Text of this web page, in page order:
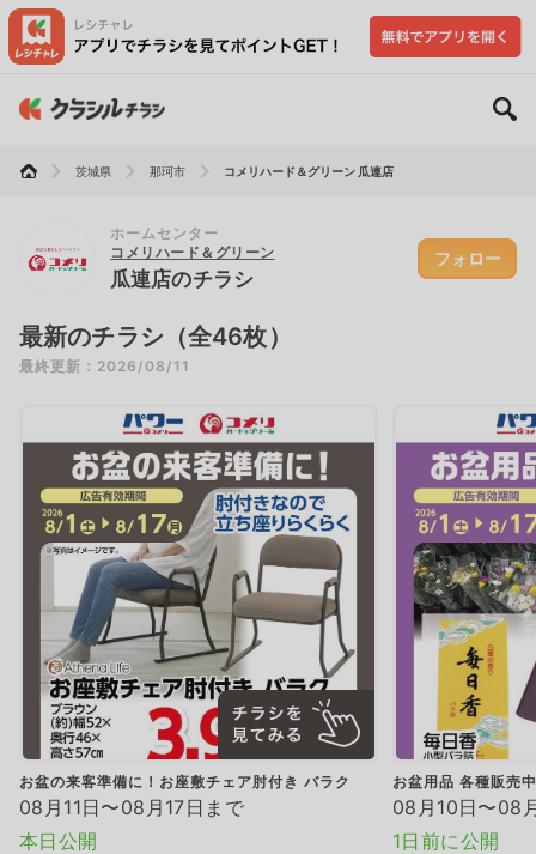
茨城県 那珂市 コメリハード＆グリーン 瓜連店
ホームセンター
コメリハード＆グリーン
瓜連店のチラシ
フォロー
最新のチラシ（全46枚）
最終更新：2026/08/11
お盆の来客準備に！お座敷チェア肘付き バラク
08月11日〜08月17日まで
本日公開
お盆用品 各種販売中
08月10日〜08
1日前に公開